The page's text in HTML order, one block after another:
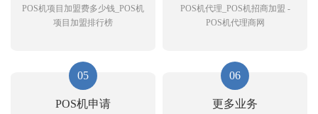
POS机项目加盟费多少钱_POS机
项目加盟排行榜
POS机代理_POS机招商加盟 -
POS机代理商网
05
POS机申请
06
更多业务